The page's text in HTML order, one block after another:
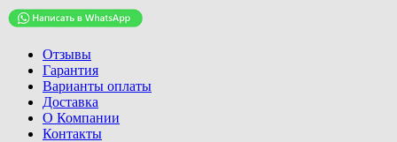
Отзывы
Гарантия
Варианты оплаты
Доставка
О Компании
Контакты